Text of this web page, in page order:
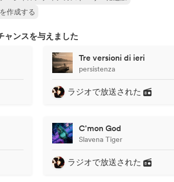
作成する
ャンスを与えました
Tre versioni di ieri
persistenza
ラジオで放送された
C'mon God
Slavena Tiger
ラジオで放送された